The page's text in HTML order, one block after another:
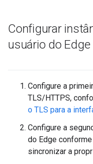
Configurar
usuário do
Configure a
TLS/HTTPS,
o TLS para a
Configure a
do Edge
sincronizar a